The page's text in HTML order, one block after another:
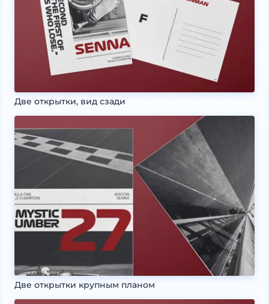
Две открытки, вид сзади
Две открытки крупным планом